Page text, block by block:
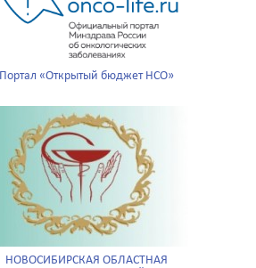
Портал «Открытый бюджет НСО»
НОВОСИБИРСКАЯ ОБЛАСТНАЯ